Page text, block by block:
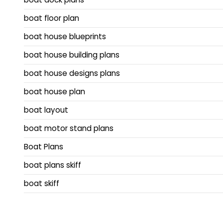
boat floor plan
boat house blueprints
boat house building plans
boat house designs plans
boat house plan
boat layout
boat motor stand plans
Boat Plans
boat plans skiff
boat skiff